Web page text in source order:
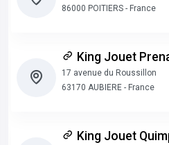
86000 POITIERS - France
King Jouet
17 avenue du Roussillon
63170 AUBIERE - France
King Jouet